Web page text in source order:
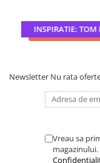
INSPIRATIE: TOM
ADAUGA IN
Newsletter Nu rata
Vreau sa